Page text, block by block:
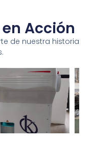
en Acción
de nuestra historia